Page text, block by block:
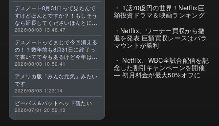
デスノート8月31日って見たんで
すけどほんとですか？！もしそう
なら延長してくださいほんとに大
好きなんです😭
2026/08/03 13:48:47
デスノートってまじで今回消える
の！？数年前も8月31日に終了っ
て書いてて今もあるけど今年はま
じのやつ！？よくわからん！！で
きればなくならないでほしい！平
成アニメを振り返らせてくれっ
っ！！！！！！！
2026/08/03 10:52:41
アメリカ版「みんな元気」みたい
です
2026/08/03 1:23:14
ビーバス＆バットヘッド観たい
2026/07/31 20:52:13
1話70億円の世界！Netflix巨
額投資ドラマ＆映画ランキング
Netflix、ワーナー買収から撤
退を発表 巨額買収レースはパラ
マウントが勝利
Netflix、WBC全試合配信を記
念した割引キャンペーンを開催
— 初月料金が最大50%オフに